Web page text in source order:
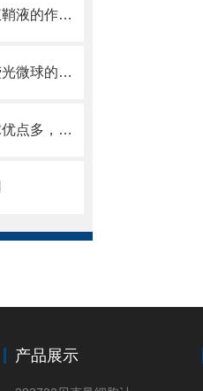
一文详细贝克曼流式细胞仪鞘液的作用原理
你了解贝克曼流式细胞仪荧光微球的制备之怎样的吗
贝克曼流式细胞仪荧光微球优点多，实用效果好
产品展示